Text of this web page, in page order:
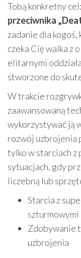
Tobą konkretny cel:
przeciwnika
zadanie dla kogoś,
czeka Cię walka z
elitarnymi
stworzone do
W trakcie
zaawansowaną
wykorzystywać ją
rozwój uzbrojenia
tylko w starciach z
sytuacjach, gdy
liczebną lub
Starcia z
szturmowymi
Zdobywanie
uzbrojenia